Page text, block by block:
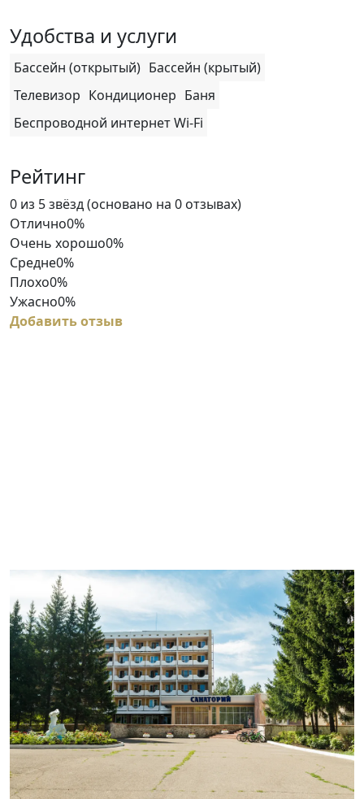
Удобства и услуги
Бассейн (открытый) Бассейн (крытый)
Телевизор Кондиционер Баня
Беспроводной интернет Wi-Fi
Рейтинг
Rated
0
out
of
5
0 из 5 звёзд (основано на 0 отзывах)
Отлично0%
Очень хорошо0%
Средне0%
Плохо0%
Ужасно0%
Добавить отзыв